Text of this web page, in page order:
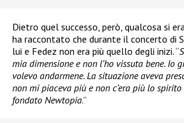
Dietro quel successo, però, qualcosa si
ha raccontato che durante il concerto di
lui e Fedez non era più quello degli inizi. “
mia dimensione e non l’ho vissuta bene. Io
volevo andarmene. La situazione aveva
non mi piaceva più e non c’era più lo
fondato Newtopia.”